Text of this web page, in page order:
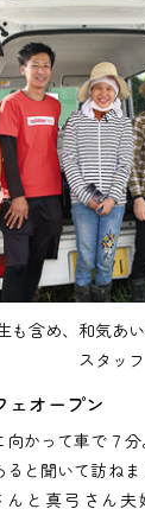
も含め、和気あ
スタッフ
ェオープン
かって車で７
と聞いて訪ね
と真弓さん夫